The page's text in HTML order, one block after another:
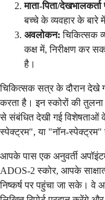
माता-पिता/देखभालकर्ता
बच्चे के व्यवहार के बारे
अवलोकन: चिकित्सक
कक्ष में, निरीक्षण कर
है।
चिकित्सक सत्र के दौरान देखे
करता है। इन स्कोरों की
से संबंधित देखी गई विशेषताओं
स्पेक्ट्रम", या "नॉन-
आपके पास एक अनुवर्ती
ADOS-2 स्कोर, आपके
निष्कर्ष पर पहुंचा जा सके। वे